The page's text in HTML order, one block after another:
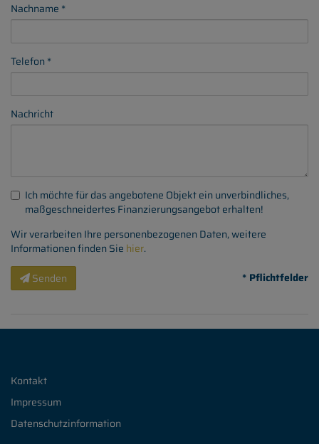
Nachname
Telefon
Nachricht
Ich möchte für das angebotene Objekt ein unverbindliches,
maßgeschneidertes Finanzierungsangebot erhalten!
Wir verarbeiten Ihre personenbezogenen Daten, weitere
Informationen finden Sie hier.
Senden
* Pflichtfelder
Kontakt
Impressum
Datenschutzinformation